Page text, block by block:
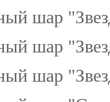
шар
шар
шар